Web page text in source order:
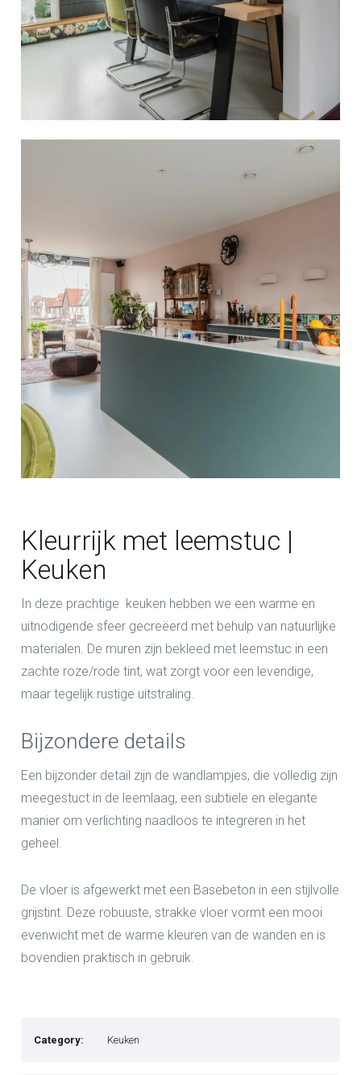
Kleurrijk met leemstuc |
Keuken
In deze prachtige keuken hebben we een warme en
uitnodigende sfeer gecreëerd met behulp van natuurlijke
materialen. De muren zijn bekleed met leemstuc in een
zachte roze/rode tint, wat zorgt voor een levendige,
maar tegelijk rustige uitstraling.
Bijzondere details
Een bijzonder detail zijn de wandlampjes, die volledig zijn
meegestuct in de leemlaag, een subtiele en elegante
manier om verlichting naadloos te integreren in het
geheel.
De vloer is afgewerkt met een Basebeton in een stijlvolle
grijstint. Deze robuuste, strakke vloer vormt een mooi
evenwicht met de warme kleuren van de wanden en is
bovendien praktisch in gebruik.
Category: Keuken